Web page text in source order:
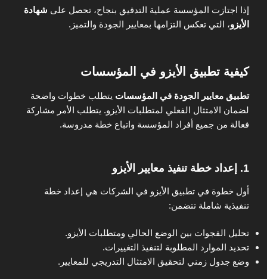
إذا اجتازت المؤسسة عملية التدقيق بنجاح، تحصل على شهادة
الأيزو، التي تعكس التزامها بمعايير الجودة والتميز.
كيفية تطبيق الأيزو في المؤسسات
تطبيق معايير الجودة في المؤسسات يتطلب خطوات واضحة
لضمان الامتثال الفعلي لمتطلبات الأيزو. يتطلب الأمر مشاركة
فعالة من جميع أفراد المؤسسة واتباع خطة مدروسة.
1. إعداد خطة تنفيذ معايير الأيزو
أول خطوة في تطبيق الأيزو في الشركات هي إعداد خطة
تنفيذية شاملة تتضمن:
تحليل الفجوات بين الوضع الحالي ومتطلبات الأيزو.
تحديد الموارد المطلوبة لتنفيذ التغييرات.
وضع جدول زمني لتحقيق الامتثال التدريجي للمعايير.